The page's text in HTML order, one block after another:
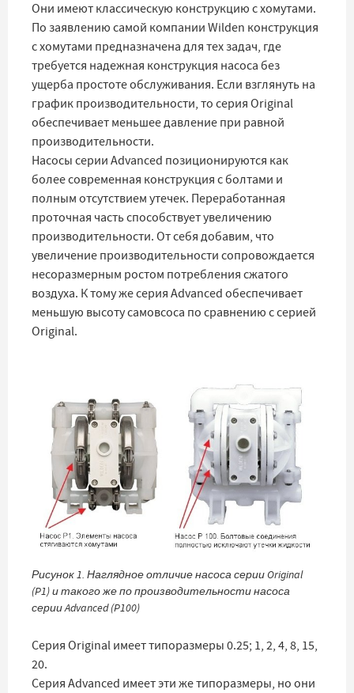
Они имеют классическую конструкцию с хомутами.
По заявлению самой компании Wilden конструкция
с хомутами предназначена для тех задач, где
требуется надежная конструкция насоса без
ущерба простоте обслуживания. Если взглянуть на
график производительности, то серия Original
обеспечивает меньшее давление при равной
производительности.
Насосы серии Advanced позиционируются как
более современная конструкция с болтами и
полным отсутствием утечек. Переработанная
проточная часть способствует увеличению
производительности. От себя добавим, что
увеличение производительности сопровождается
несоразмерным ростом потребления сжатого
воздуха. К тому же серия Advanced обеспечивает
меньшую высоту самовсоса по сравнению с серией
Original.
Рисунок 1. Наглядное отличие насоса серии Original
(P1) и такого же по производительности насоса
серии Advanced (P100)
Серия Original имеет типоразмеры 0.25; 1, 2, 4, 8, 15,
20.
Серия Advanced имеет эти же типоразмеры, но они